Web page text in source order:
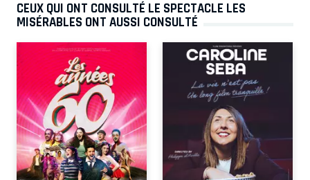
CEUX QUI ONT CONSULTÉ LE SPECTACLE LES
MISÉRABLES ONT AUSSI CONSULTÉ